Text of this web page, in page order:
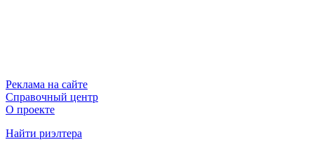
Реклама на сайте
Справочный центр
О проекте
Найти риэлтера